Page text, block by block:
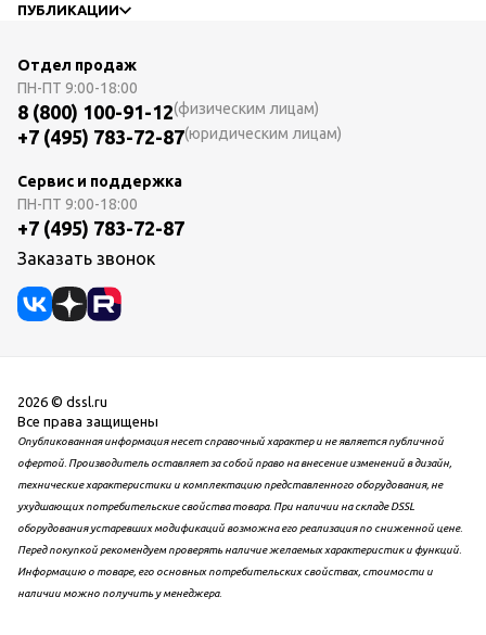
ПУБЛИКАЦИИ
Отдел продаж
ПН-ПТ 9:00-18:00
8 (800) 100-91-12(физическим лицам)
+7 (495) 783-72-87(юридическим лицам)
Сервис и поддержка
ПН-ПТ 9:00-18:00
+7 (495) 783-72-87
Заказать звонок
2026 © dssl.ru
Все права защищены
Опубликованная информация несет справочный характер и не является публичной
офертой. Производитель оставляет за собой право на внесение изменений в дизайн,
технические характеристики и комплектацию представленного оборудования, не
ухудшающих потребительские свойства товара. При наличии на складе DSSL
оборудования устаревших модификаций возможна его реализация по сниженной цене.
Перед покупкой рекомендуем проверять наличие желаемых характеристик и функций.
Информацию о товаре, его основных потребительских свойствах, стоимости и
наличии можно получить у менеджера.